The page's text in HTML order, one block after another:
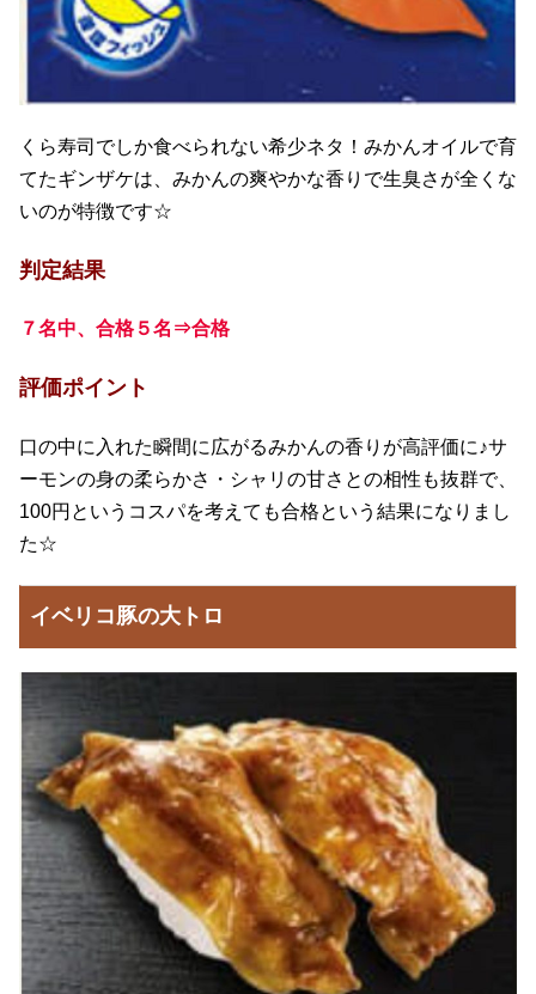
くら寿司でしか食べられない希少ネタ！みかんオイルで育
てたギンザケは、みかんの爽やかな香りで生臭さが全くな
いのが特徴です☆
判定結果
７名中、合格５名⇒合格
評価ポイント
口の中に入れた瞬間に広がるみかんの香りが高評価に♪サ
ーモンの身の柔らかさ・シャリの甘さとの相性も抜群で、
100円というコスパを考えても合格という結果になりまし
た☆
イベリコ豚の大トロ